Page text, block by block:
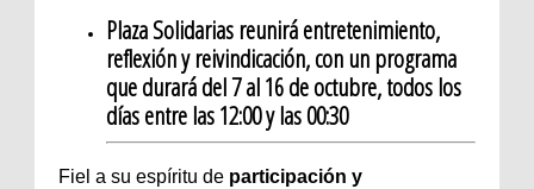
Plaza Solidarias reunirá entretenimiento,
reflexión y reivindicación, con un programa
que durará del 7 al 16 de octubre, todos los
días entre las 12:00 y las 00:30
Fiel a su espíritu de participación y